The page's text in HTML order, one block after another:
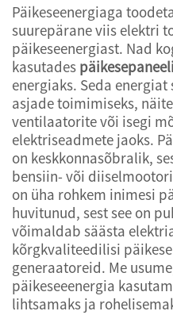
Teenused
Uudised
Kontakt Meega
Päikeseenergiaga
suurepärane viis elektri
päikeseenergiast. Nad
kasutades
energiaks. Seda
asjade toimimiseks,
ventilaatorite või isegi
elektriseadmete jaoks.
on keskkonnasõbralik,
bensiin- või
on üha rohkem inimesi
huvitunud, sest see on
võimaldab säästa
kõrgkvaliteedilisi
generaatoreid. Me
päikeseeenergia
lihtsamaks ja